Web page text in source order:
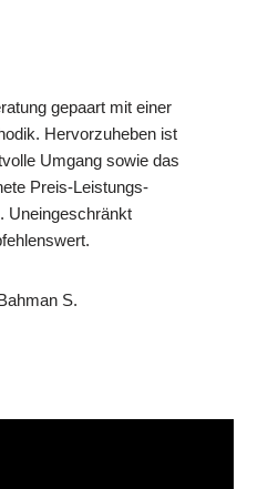
gepaart mit einer
Hervorzuheben ist
Umgang sowie das
Preis-Leistungs-
Uneingeschränkt
S.